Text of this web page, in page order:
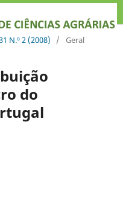
N.º 2 (2008) / Geral
do